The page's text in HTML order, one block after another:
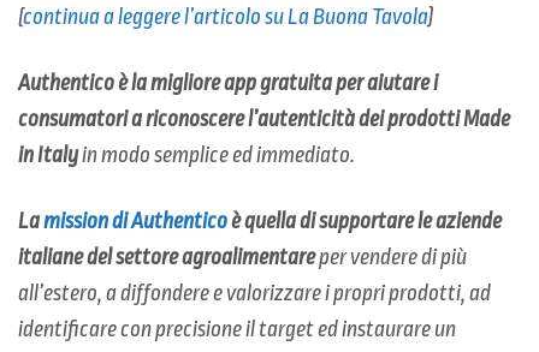
(continua a leggere l’articolo su La Buona Tavola)
Authentico è la migliore app gratuita per aiutare i
consumatori a riconoscere l’autenticità dei prodotti Made
in Italyin modo semplice ed immediato.
Lamissiondi Authenticoè quella di supportare le aziende
italiane del settore agroalimentareper vendere di più
all’estero, a diffondere e valorizzare i propri prodotti, ad
identificare con precisione il target ed instaurare un